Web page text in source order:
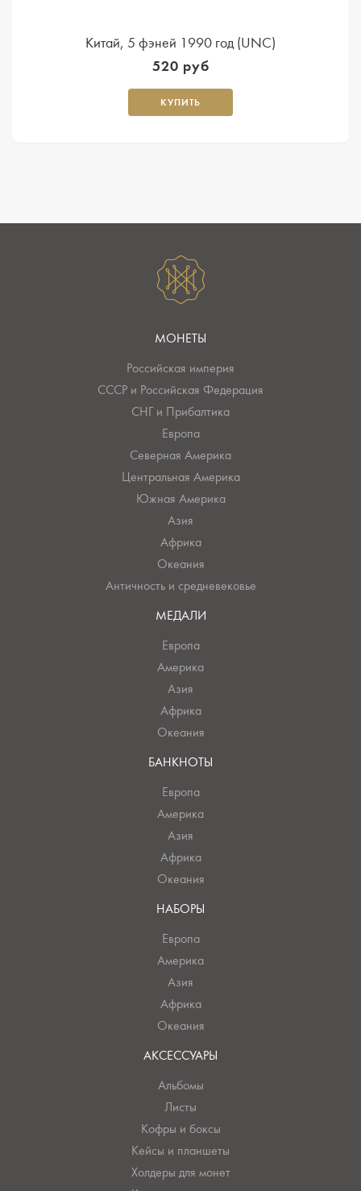
Китай, 5 фэней 1990 год (UNC)
520 руб
КУПИТЬ
МОНЕТЫ
Российская империя
СССР и Российская Федерация
СНГ и Прибалтика
Европа
Северная Америка
Центральная Америка
Южная Америка
Азия
Африка
Океания
Античность и средневековье
МЕДАЛИ
Европа
Америка
Азия
Африка
Океания
БАНКНОТЫ
Европа
Америка
Азия
Африка
Океания
НАБОРЫ
Европа
Америка
Азия
Африка
Океания
АКСЕССУАРЫ
Альбомы
Листы
Кофры и боксы
Кейсы и планшеты
Холдеры для монет